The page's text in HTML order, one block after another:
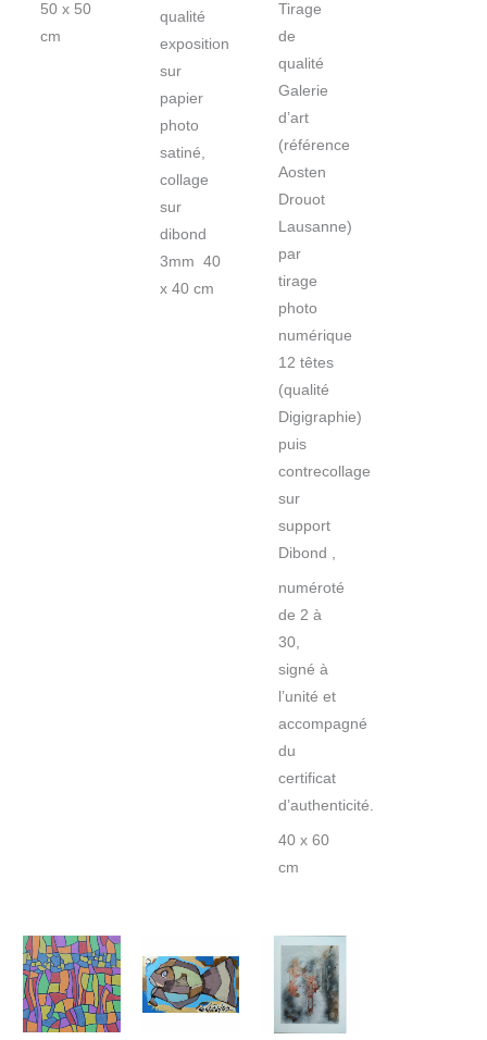
50 x 50
cm
qualité
exposition
sur
papier
photo
satiné,
collage
sur
dibond
3mm 40
x 40 cm
Tirage
de
qualité
Galerie
d’art
(référence
Aosten
Drouot
Lausanne)
par
tirage
photo
numérique
12 têtes
(qualité
Digigraphie)
puis
contrecollage
sur
support
Dibond ,
numéroté
de 2 à
30,
signé à
l’unité et
accompagné
du
certificat
d’authenticité.
40 x 60
cm